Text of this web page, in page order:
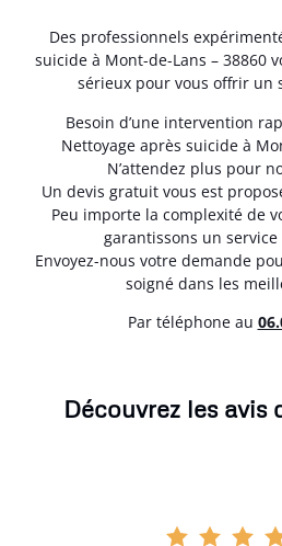
Des professionnels
suicide à Mont-de-Lans – 38860
sérieux pour vous offrir un
Besoin d’une intervention
Nettoyage après suicide à
N’attendez plus pour
Un devis gratuit vous est
Peu importe la complexité de
garantissons un
Envoyez-nous votre demande
soigné dans les
Par téléphone au
Découvrez les avis